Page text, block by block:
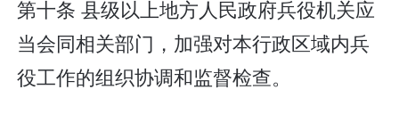
第十条 县级以上地方人民政府兵役机关应
当会同相关部门，加强对本行政区域内兵
役工作的组织协调和监督检查。